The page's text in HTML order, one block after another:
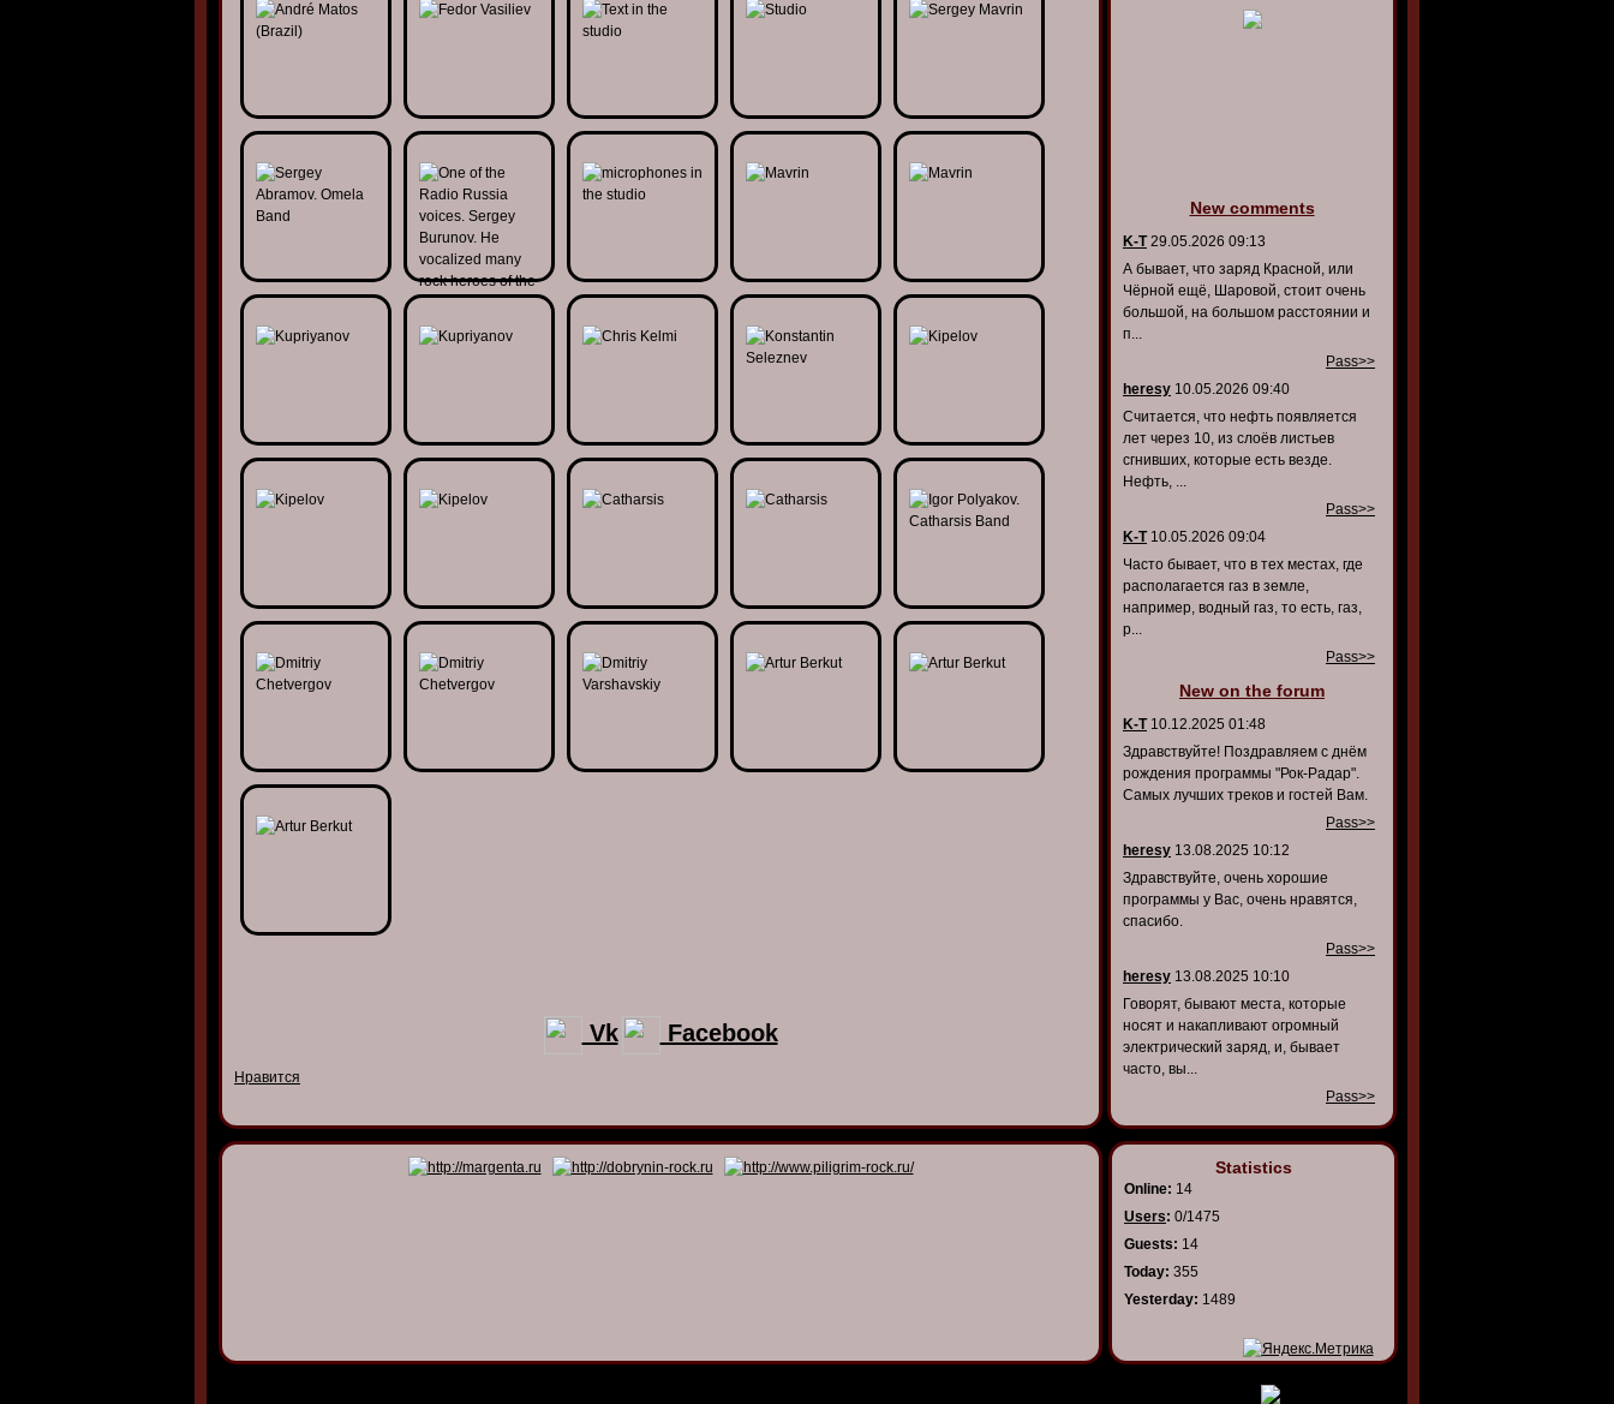
Vk Facebook
Нравится
New comments
K-T29.05.2026 09:13
А бывает, что заряд Красной, или
Чёрной ещё, Шаровой, стоит очень
большой, на большом расстоянии и
п...
Pass>>
heresy 10.05.2026 09:40
Считается, что нефть появляется
лет через 10, из слоёв листьев
сгнивших, которые есть везде.
Нефть, ...
Pass>>
K-T10.05.2026 09:04
Часто бывает, что в тех местах, где
располагается газ в земле,
например, водный газ, то есть, газ,
р...
Pass>>
New on the forum
K-T10.12.2025 01:48
Здравствуйте! Поздравляем с днём
рождения программы "Рок-Радар".
Самых лучших треков и гостей Вам.
Pass>>
heresy 13.08.2025 10:12
Здравствуйте, очень хорошие
программы у Вас, очень нравятся,
спасибо.
Pass>>
heresy 13.08.2025 10:10
Говорят, бывают места, которые
носят и накапливают огромный
электрический заряд, и, бывает
часто, вы...
Pass>>
Statistics
Online: 14
Users: 0/1475
Guests: 14
Today: 355
Yesterday: 1489